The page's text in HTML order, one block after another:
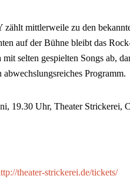
mittlerweile zu den
auf der Bühne bleibt das
mit selten gespielten Songs ab,
abwechslungsreiches Programm.
19.30 Uhr, Theater Strickerei,
theater-strickerei.de/tickets/